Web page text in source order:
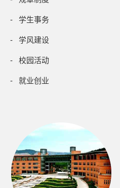
- 学生事务
- 学风建设
- 校园活动
- 就业创业